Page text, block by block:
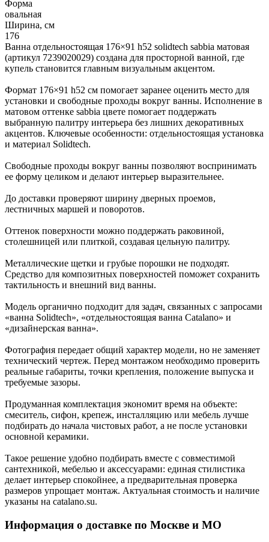
Форма
овальная
Ширина, см
176
Ванна отдельностоящая 176×91 h52 solidtech sabbia матовая
(артикул 7239020029) создана для просторной ванной, где
купель становится главным визуальным акцентом.
Формат 176×91 h52 см помогает заранее оценить место для
установки и свободные проходы вокруг ванны. Исполнение в
матовом оттенке sabbia цвете помогает поддержать
выбранную палитру интерьера без лишних декоративных
акцентов. Ключевые особенности: отдельностоящая установка
и материал Solidtech.
Свободные проходы вокруг ванны позволяют воспринимать
ее форму целиком и делают интерьер выразительнее.
До доставки проверяют ширину дверных проемов,
лестничных маршей и поворотов.
Оттенок поверхности можно поддержать раковиной,
столешницей или плиткой, создавая цельную палитру.
Металлические щетки и грубые порошки не подходят.
Средство для композитных поверхностей поможет сохранить
тактильность и внешний вид ванны.
Модель органично подходит для задач, связанных с запросами
«ванна Solidtech», «отдельностоящая ванна Catalano» и
«дизайнерская ванна».
Фотография передает общий характер модели, но не заменяет
технический чертеж. Перед монтажом необходимо проверить
реальные габариты, точки крепления, положение выпуска и
требуемые зазоры.
Продуманная комплектация экономит время на объекте:
смеситель, сифон, крепеж, инсталляцию или мебель лучше
подбирать до начала чистовых работ, а не после установки
основной керамики.
Такое решение удобно подбирать вместе с совместимой
сантехникой, мебелью и аксессуарами: единая стилистика
делает интерьер спокойнее, а предварительная проверка
размеров упрощает монтаж. Актуальная стоимость и наличие
указаны на catalano.su.
Информация о доставке по Москве и МО